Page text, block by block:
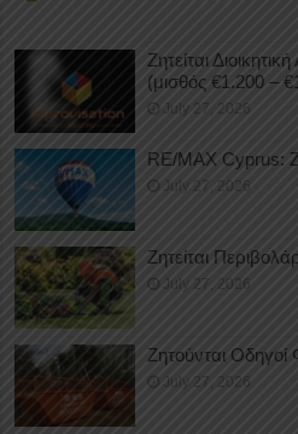
Ζητείται
(μισθός €1.200 –
July 27, 2026
RE/MAX Cyprus:
July 27, 2026
Ζητείται
July 27, 2026
Ζητούνται
July 27, 2026